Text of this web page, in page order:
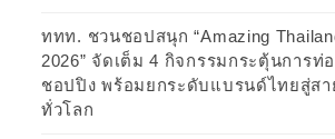
ททท. ชวนชอปสนุก “Amazing
2026” จัดเต็ม 4 กิจกรรมกระตุ้นการท่
ชอปปิง พร้อมยกระดับแบรนด์ไทยสู่สา
ทั่วโลก